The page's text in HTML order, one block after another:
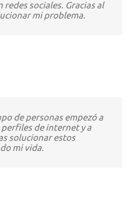
redes sociales. Gracias al
mi problema.
de personas empezó a
de internet y a
solucionar estos
mi vida.